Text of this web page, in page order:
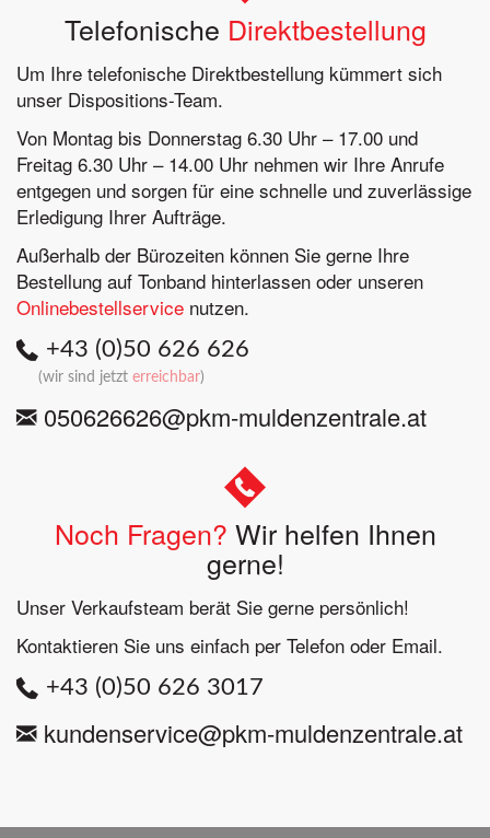
Telefonische Direktbestellung
Um Ihre telefonische Direktbestellung kümmert sich
unser Dispositions-Team.
Von Montag bis Donnerstag 6.30 Uhr – 17.00 und
Freitag 6.30 Uhr – 14.00 Uhr nehmen wir Ihre Anrufe
entgegen und sorgen für eine schnelle und zuverlässige
Erledigung Ihrer Aufträge.
Außerhalb der Bürozeiten können Sie gerne Ihre
Bestellung auf Tonband hinterlassen oder unseren
Onlinebestellservice nutzen.
+43 (0)50 626 626
(wir sind jetzt erreichbar)
050626626@pkm-muldenzentrale.at
Noch Fragen? Wir helfen Ihnen
gerne!
Unser Verkaufsteam berät Sie gerne persönlich!
Kontaktieren Sie uns einfach per Telefon oder Email.
+43 (0)50 626 3017
kundenservice@pkm-muldenzentrale.at